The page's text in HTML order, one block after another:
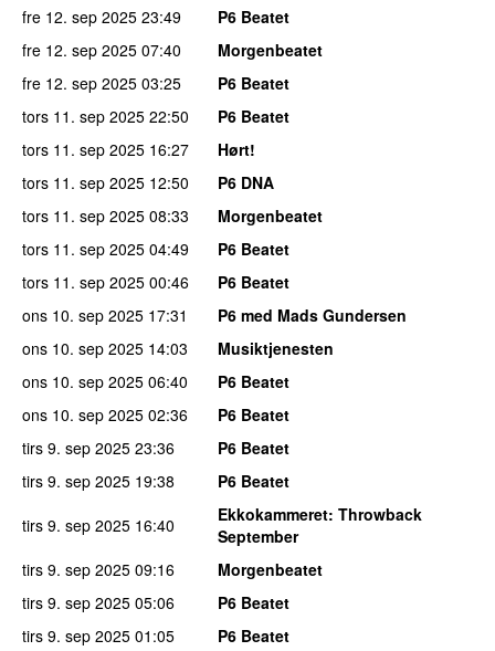
fre 12. sep 2025 23:49
P6 Beatet
fre 12. sep 2025 07:40
Morgenbeatet
fre 12. sep 2025 03:25
P6 Beatet
tors 11. sep 2025 22:50
P6 Beatet
tors 11. sep 2025 16:27
Hørt!
tors 11. sep 2025 12:50
P6 DNA
tors 11. sep 2025 08:33
Morgenbeatet
tors 11. sep 2025 04:49
P6 Beatet
tors 11. sep 2025 00:46
P6 Beatet
ons 10. sep 2025 17:31
P6 med Mads Gundersen
ons 10. sep 2025 14:03
Musiktjenesten
ons 10. sep 2025 06:40
P6 Beatet
ons 10. sep 2025 02:36
P6 Beatet
tirs 9. sep 2025 23:36
P6 Beatet
tirs 9. sep 2025 19:38
P6 Beatet
tirs 9. sep 2025 16:40 Ekkokammeret: Throwback
September
tirs 9. sep 2025 09:16
Morgenbeatet
tirs 9. sep 2025 05:06
P6 Beatet
tirs 9. sep 2025 01:05
P6 Beatet